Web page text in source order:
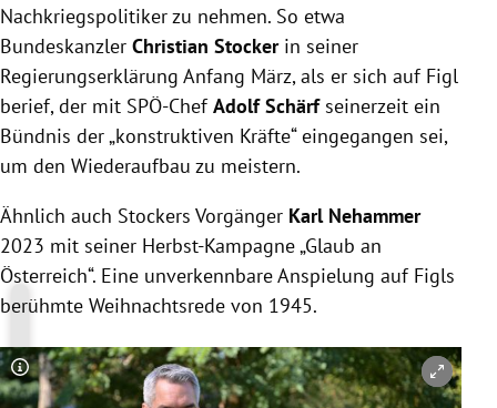
Nachkriegspolitiker zu nehmen. So etwa
Bundeskanzler Christian Stocker in seiner
Regierungserklärung Anfang März, als er sich auf Figl
berief, der mit SPÖ-ChefAdolf Schärfseinerzeit ein
Bündnis der „konstruktiven Kräfte“ eingegangen sei,
um den Wiederaufbau zu meistern.
Ähnlich auch Stockers Vorgänger Karl Nehammer
2023 mit seiner Herbst-Kampagne „Glaub an
Österreich“. Eine unverkennbare Anspielung auf Figls
berühmte Weihnachtsrede von 1945.
Copyright-Hinweis öffnen/schließen